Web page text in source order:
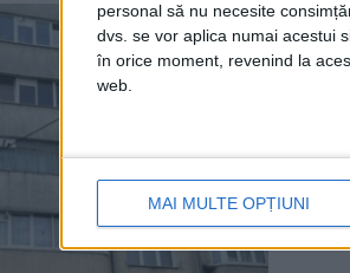
personal să nu necesite
dvs. se vor aplica numai acestui
în orice moment, revenind la
web.
MAI MULTE OPȚIUNI
Un
etajul